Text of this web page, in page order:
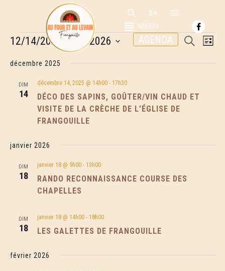
MENU
RechercherPlus d’infos
Menu
AGENDA
ÉVÈNEMENTS
VUES
Recherche
Liste
12/14/2025 - 8/8/2026
une
décembre 2025
DIM
14
DÉCO DES SAPINS, GOÛTER/VIN CHAUD ET
VISITE DE LA CRÈCHE DE L’ÉGLISE DE
FRANGOUILLE
décembre 14, 2025 @ 14h00- 17h30
janvier 2026
DIM
18
RANDO RECONNAISSANCE COURSE DES
CHAPELLES
janvier 18 @ 9h00- 13h00
DIM
18 LES GALETTES DE FRANGOUILLE
janvier 18 @ 14h00- 18h00
février 2026
ÉDITION DE LA COURSE DES
CHAPELLES
23 juin 2026
Uncategorized
rendez-vous à La Tour sur Orb pour
à la nouvelle édition de la Course
sur 3 parcours (10 km route, 15